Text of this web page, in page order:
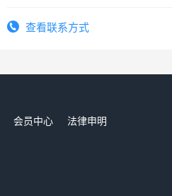
宿，免费发放劳保用品，两班倒，每月
查看联系方式
会员中心
法律申明